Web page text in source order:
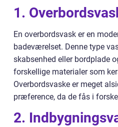
1.
En overbordsvask er en
badeværelset. Denne type
skabsenhed eller bordplade
forskellige materialer som
Overbordsvaske er meget
præference, da de fås i
2.